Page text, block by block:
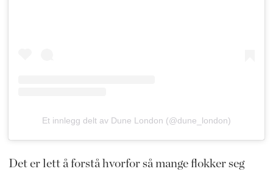
Et innlegg delt av Dune London (@dune_london)
Det er lett å forstå hvorfor så mange flokker seg